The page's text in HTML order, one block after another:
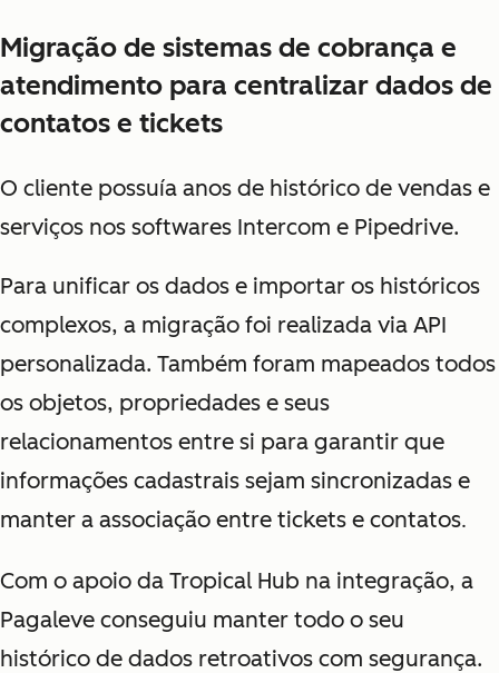
Migração de sistemas de cobrança e
atendimento para centralizar dados de
contatos e tickets
O cliente possuía anos de histórico de vendas e
serviços nos softwares Intercom e Pipedrive.
Para unificar os dados e importar os históricos
complexos, a migração foi realizada via API
personalizada. Também foram mapeados todos
os objetos, propriedades e seus
relacionamentos entre si para garantir que
informações cadastrais sejam sincronizadas e
manter a associação entre tickets e contatos.
Com o apoio da Tropical Hub na integração, a
Pagaleve conseguiu manter todo o seu
histórico de dados retroativos com segurança.